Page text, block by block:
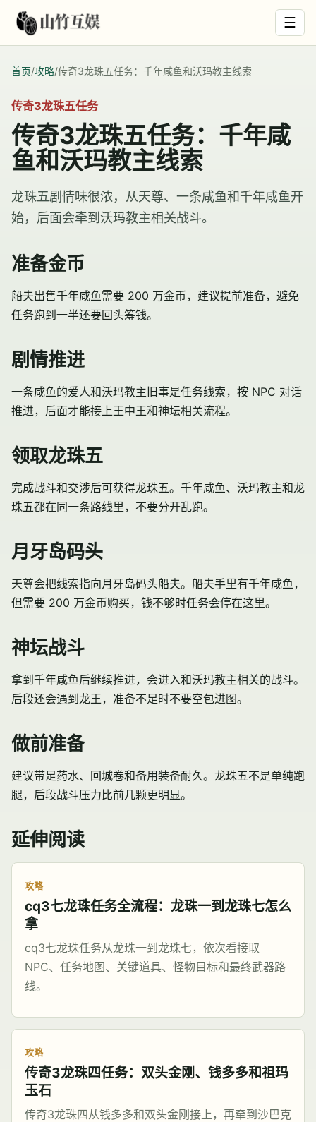
☰
首页/攻略/传奇3龙珠五任务：千年咸鱼和沃玛教主线索
传奇3龙珠五任务
传奇3龙珠五任务：千年咸
鱼和沃玛教主线索
龙珠五剧情味很浓，从天尊、一条咸鱼和千年咸鱼开
始，后面会牵到沃玛教主相关战斗。
准备金币
船夫出售千年咸鱼需要 200 万金币，建议提前准备，避免
任务跑到一半还要回头筹钱。
剧情推进
一条咸鱼的爱人和沃玛教主 旧事是任务线索，按 NPC 对话
推进，后面才能接上王中王和神坛相关流程。
领取龙珠五
完成战斗和交涉后可获得龙珠五。千年咸鱼、沃玛教主和龙
珠五都在同一条路线里，不要分开乱跑。
月牙岛码头
天尊会把线索指向月牙岛码头船夫。船夫手里有千年咸鱼，
但需要 200 万金币购买，钱不够时任务会停在这里。
神坛战斗
拿到千年咸鱼后继续推进，会进入和沃玛教主相关的战斗。
后段还会遇到龙王，准备不足时不要空包进图。
做前准备
建议带足药水、回城卷和备用装备耐久。龙珠五不是单纯跑
腿，后段战斗压力比前几颗更明显。
延伸阅读
攻略
cq3七龙珠任务全流程：龙珠一到龙珠七怎么
拿
cq3七龙珠任务从龙珠一到龙珠七，依次看接取
NPC、任务地图、关键道具、怪物目标和最终武器路
线。
攻略
传奇3龙珠四任务：双头金刚、钱多多和祖玛
玉石
传奇3龙珠四从钱多多和双头金刚接上，再牵到沙巴克